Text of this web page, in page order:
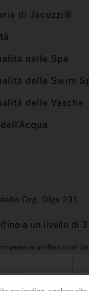
di Jacuzzi®
delle Spa
delle Swim
delle Vasche
Org. Dlgs 231
a un livello di
professionali